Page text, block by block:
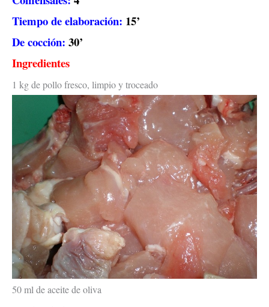
Tiempo de elaboración: 15’
De cocción: 30’
Ingredientes
1 kg de pollo fresco, limpio y troceado
50 ml de aceite de oliva